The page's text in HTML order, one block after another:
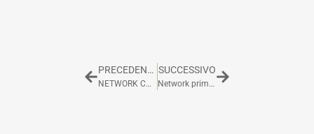
PRECEDENTE
NETWORK COURSE
SUCCESSIVO
Network primer parte 1